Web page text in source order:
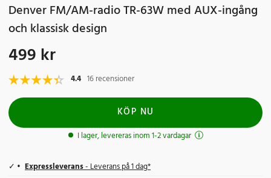
Denver FM/AM-radio TR-63W med AUX-ingång
och klassisk design
Pris:499 kr
499 kr
4.4 16 recensioner
KÖP NU
I lager, levereras inom 1-2 vardagar
Expressleverans- Leverans på 1 dag*